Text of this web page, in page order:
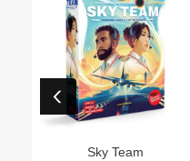
Sky Team